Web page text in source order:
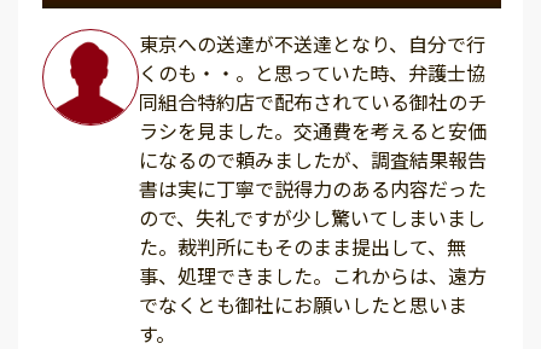
東京への送達が不送達となり、自分で行
くのも・・。と思っていた時、弁護士協
同組合特約店で配布されている御社のチ
ラシを見ました。交通費を考えると安価
になるので頼みましたが、調査結果報告
書は実に丁寧で説得力のある内容だった
ので、失礼ですが少し驚いてしまいまし
た。裁判所にもそのまま提出して、無
事、処理できました。これからは、遠方
でなくとも御社にお願いしたと思いま
す。